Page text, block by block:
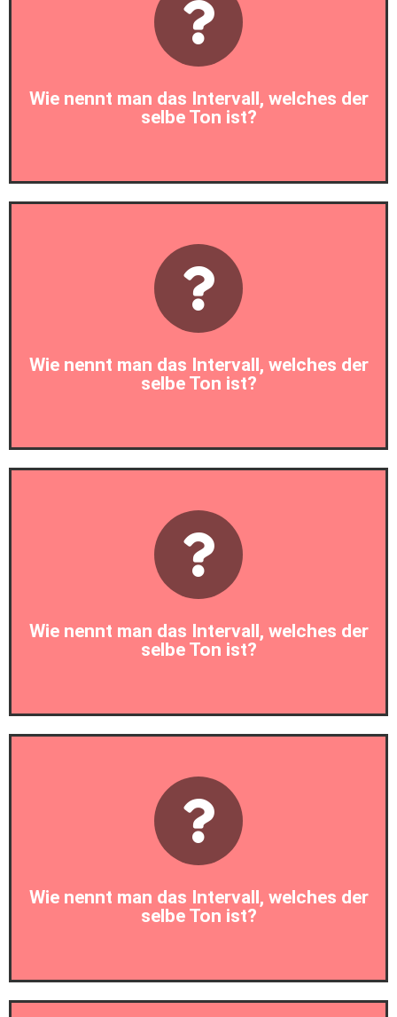
Wie nennt man das Intervall, welches der
selbe Ton ist?
Prim
Wie nennt man das Intervall, welches der
selbe Ton ist?
Prim
Wie nennt man das Intervall, welches der
selbe Ton ist?
Prim
Wie nennt man das Intervall, welches der
selbe Ton ist?
Prim